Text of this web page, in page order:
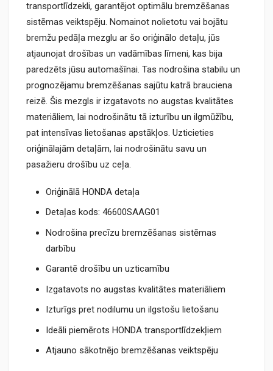
transportlīdzekli, garantējot optimālu bremzēšanas
sistēmas veiktspēju. Nomainot nolietotu vai bojātu
bremžu pedāļa mezglu ar šo oriģinālo detaļu, jūs
atjaunojat drošības un vadāmības līmeni, kas bija
paredzēts jūsu automašīnai. Tas nodrošina stabilu un
prognozējamu bremzēšanas sajūtu katrā brauciena
reizē. Šis mezgls ir izgatavots no augstas kvalitātes
materiāliem, lai nodrošinātu tā izturību un ilgmūžību,
pat intensīvas lietošanas apstākļos. Uzticieties
oriģinālajām detaļām, lai nodrošinātu savu un
pasažieru drošību uz ceļa.
Oriģinālā HONDA detaļa
Detaļas kods: 46600SAAG01
Nodrošina precīzu bremzēšanas sistēmas
darbību
Garantē drošību un uzticamību
Izgatavots no augstas kvalitātes materiāliem
Izturīgs pret nodilumu un ilgstošu lietošanu
Ideāli piemērots HONDA transportlīdzekļiem
Atjauno sākotnējo bremzēšanas veiktspēju